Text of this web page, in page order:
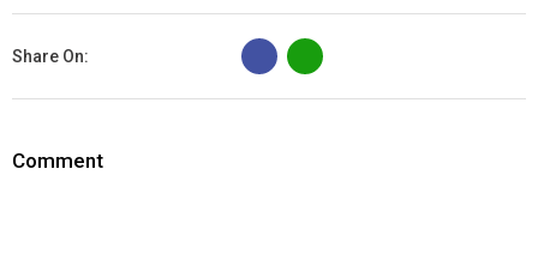
Share On:
B
Comment